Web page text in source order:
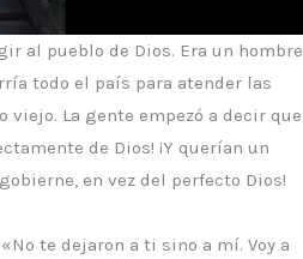
al pueblo de Dios. Era un hombre
todo el país para atender las
La gente empezó a decir que
de Dios! ¡Y querían un
en vez del perfecto Dios!
te dejaron a ti sino a mí. Voy a